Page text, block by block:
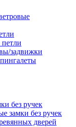
задвижки
без ручек
замки без ручек
дверей